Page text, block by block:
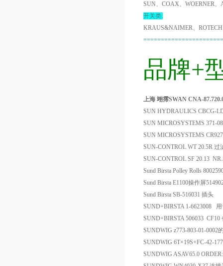
SUN、COAX、WOERNER
开关类:
KRAUS&NAIMER、
品牌+
上海 翊霈SWAN CNA-
SUN HYDRAULICS CBCG-
SUN MICROSYSTEMS 371-
SUN MICROSYSTEMS
SUN-CONTROL WT 20.5R 过
SUN-CONTROL SF 20.13
Sund Birsta Polley Rolls
Sund Birsta E1100操作屏
Sund Birsta SB-516031 插头
SUND+BIRSTA 1-6623008
SUND+BIRSTA 506033 CF10
SUNDWIG z773-803-01-0002
SUNDWIG 6T×19S+FC-42-
SUNDWIG ASAV65.0